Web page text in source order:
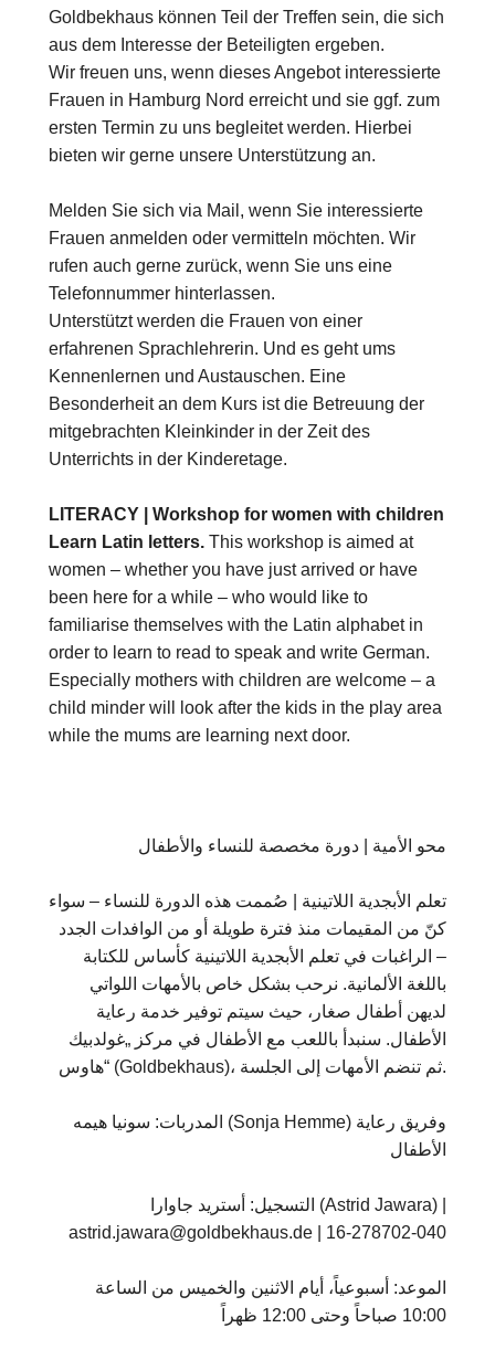
Goldbekhaus können Teil der Treffen sein, die sich
aus dem Interesse der Beteiligten ergeben.
Wir freuen uns, wenn dieses Angebot interessierte
Frauen in Hamburg Nord erreicht und sie ggf. zum
ersten Termin zu uns begleitet werden. Hierbei
bieten wir gerne unsere Unterstützung an.
Melden Sie sich via Mail, wenn Sie interessierte
Frauen anmelden oder vermitteln möchten. Wir
rufen auch gerne zurück, wenn Sie uns eine
Telefonnummer hinterlassen.
Unterstützt werden die Frauen von einer
erfahrenen Sprachlehrerin. Und es geht ums
Kennenlernen und Austauschen. Eine
Besonderheit an dem Kurs ist die Betreuung der
mitgebrachten Kleinkinder in der Zeit des
Unterrichts in der Kinderetage.
LITERACY | Workshop for women with children
Learn Latin letters.This workshop is aimed at
women – whether you have just arrived or have
been here for a while – who would like to
familiarise themselves with the Latin alphabet in
order to learn to read to speak and write German.
Especially mothers with children are welcome – a
child minder will look after the kids in the play area
while the mums are learning next door.
محو الأمية | دورة مخصصة للنساء والأطفال
تعلم الأبجدية اللاتينية | صُممت هذه الدورة للنساء – سواء
كنّ من المقيمات منذ فترة طويلة أو من الوافدات الجدد
– الراغبات في تعلم الأبجدية اللاتينية كأساس للكتابة
باللغة الألمانية. نرحب بشكل خاص بالأمهات اللواتي
لديهن أطفال صغار، حيث سيتم توفير خدمة رعاية
الأطفال. سنبدأ باللعب مع الأطفال في مركز „غولدبيك
هاوس“ (Goldbekhaus)، ثم تنضم الأمهات إلى الجلسة.
المدربات: سونيا هيمه (Sonja Hemme) وفريق رعاية
الأطفال
التسجيل: أستريد جاوارا (Astrid Jawara) |
astrid.jawara@goldbekhaus.de | 16-278702-040
الموعد: أسبوعياً، أيام الاثنين والخميس من الساعة
10:00 صباحاً وحتى 12:00 ظهراً